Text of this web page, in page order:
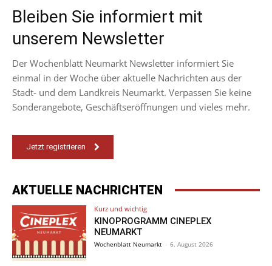
Bleiben Sie informiert mit
unserem Newsletter
Der Wochenblatt Neumarkt Newsletter informiert Sie
einmal in der Woche über aktuelle Nachrichten aus der
Stadt- und dem Landkreis Neumarkt. Verpassen Sie keine
Sonderangebote, Geschäftseröffnungen und vieles mehr.
Jetzt registrieren
AKTUELLE NACHRICHTEN
Kurz und wichtig
KINOPROGRAMM CINEPLEX
NEUMARKT
Wochenblatt Neumarkt - 6. August 2026